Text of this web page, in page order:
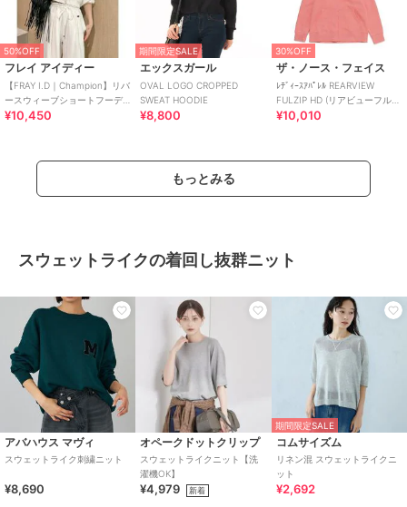
50%OFF
フレイ アイディー
【FRAY I.D｜Champion】リバ
ースウィーブショートフーデ
ィ
¥10,450
期間限定SALE
エックスガール
OVAL LOGO CROPPED
SWEAT HOODIE
¥8,800
30%OFF
ザ・ノース・フェイス
ﾚﾃﾞｨｰｽｱﾊﾟﾚﾙ REARVIEW
FULZIP HD (リアビューフルジ
ップフーディ)
¥10,010
もっとみる
スウェットライクの着回し抜群ニット
アバハウス マヴィ
スウェットライク刺繍ニット
¥8,690
オペークドットクリップ
スウェットライクニット【洗
濯機OK】
¥4,979 新着
期間限定SALE
コムサイズム
リネン混 スウェットライクニ
ット
¥2,692